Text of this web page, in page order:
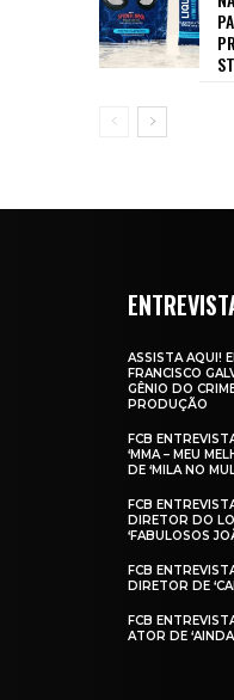
ASSISTA AQUI!
FRANCISCO
GÊNIO DO
PRODUÇÃO
FCB
‘MMA – MEU
DE ‘MILA NO
FCB
DIRETOR DO
‘FABULOSOS
FCB
DIRETOR DE
FCB
ATOR DE